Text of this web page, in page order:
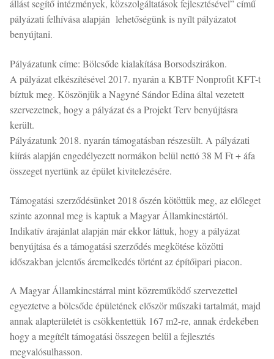
állást segítő intézmények, közszolgáltatások fejlesztésével” című
pályázati felhívása alapján lehetőségünk is nyílt pályázatot
benyújtani.
Pályázatunk címe: Bölcsőde kialakítása Borsodszirákon.
A pályázat elkészítésével 2017. nyarán a KBTF Nonprofit KFT-t
bíztuk meg. Köszönjük a Nagyné Sándor Edina által vezetett
szervezetnek, hogy a pályázat és a Projekt Terv benyújtásra
került.
Pályázatunk 2018. nyarán támogatásban részesült. A pályázati
kiírás alapján engedélyezett normákon belül nettó 38 M Ft + áfa
összeget nyertünk az épület kivitelezésére.
Támogatási szerződésünket 2018 őszén kötöttük meg, az előleget
szinte azonnal meg is kaptuk a Magyar Államkincstártól.
Indikatív árajánlat alapján már ekkor láttuk, hogy a pályázat
benyújtása és a támogatási szerződés megkötése közötti
időszakban jelentős áremelkedés történt az építőipari piacon.
A Magyar Államkincstárral mint közreműködő szervezettel
egyeztetve a bölcsőde épületének először műszaki tartalmát, majd
annak alapterületét is csökkentettük 167 m2-re, annak érdekében
hogy a megítélt támogatási összegen belül a fejlesztés
megvalósulhasson.